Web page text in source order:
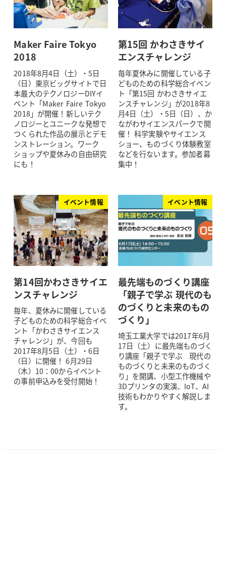
Maker Faire Tokyo
2018
2018年8月4日（土）・5日
（日）東京ビッグサイトで日
本最大のテクノロジーDIYイ
ベント「Maker Faire Tokyo
2018」が開催！新しいテク
ノロジーとユニークな発想で
つくられた作品の展示とデモ
ンストレーション。ワーク
ショップや夏休みの自由研究
にも！
第15回 かわさきサイ
エンスチャレンジ
毎年夏休みに開催している子
どものための科学総合イベン
ト「第15回 かわさきサイエ
ンスチャレンジ」が2018年8
月4日（土）・5日（日）、か
ながわサイエンスパークで開
催！ 科学実験やサイエンス
ショー、ものづくり体験教室
などを行ないます。参加者募
集中！
イベント情報
第14回かわさきサイエ
ンスチャレンジ
毎年、夏休みに開催している
子どものための科学総合イベ
ント「かわさきサイエンス
チャレンジ」が、今回も
2017年8月5日（土）・6日
（日）に開催！ 6月29日
（木）10：00からイベント
の事前申込みを受付開始！
イベント情報
最先端ものづくり講座
「親子で学ぶ 現代のも
のづくりと未来のもの
づくり」
埼玉工業大学では2017年6月
17日（土）に最先端ものづく
り講座「親子で学ぶ 現代の
ものづくりと未来のものづく
り」を開講、小型工作機械や
3Dプリンタの実演、IoT、AI
技術もわかりやすく解説しま
す。